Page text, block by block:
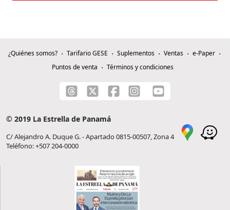
¿Quiénes somos? Tarifario GESE Suplementos Ventas
e-Paper
Puntos de venta
Términos y condiciones
© 2019 La Estrella de Panamá
C/ Alejandro A. Duque G. - Apartado 0815-00507, Zona 4
Teléfono: +507 204-0000